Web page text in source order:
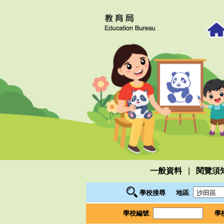
一般資料 閱覽須
學校搜尋 地區:
學校編號: 學